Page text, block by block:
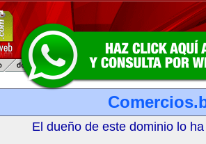
El dueño de este dominio lo